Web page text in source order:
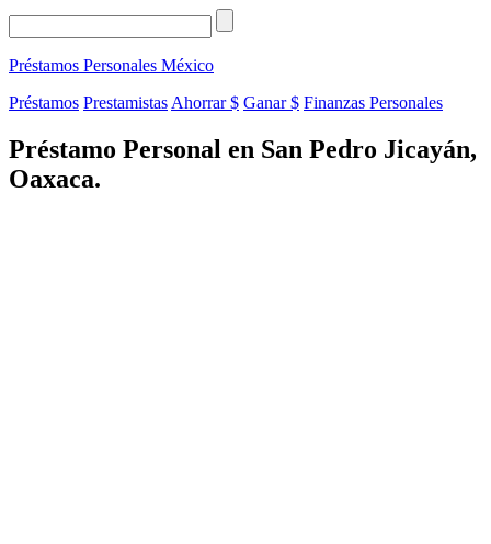
Préstamos Personales México
Préstamos Prestamistas Ahorrar $ Ganar $ Finanzas Personales
Préstamo Personal en San Pedro Jicayán,
Oaxaca.